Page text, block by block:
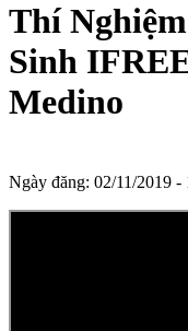
Thí
Sinh
Medino
Ngày đăng: 02/11/2019